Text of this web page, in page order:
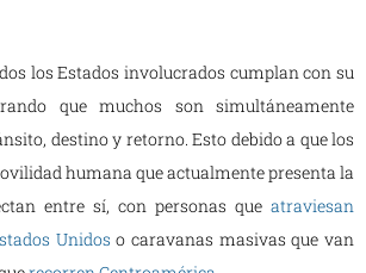
los Estados involucrados cumplan con su
que muchos son simultáneamente
destino y retorno. Esto debido a que los
humana que actualmente presenta la
entre sí, con personas que atraviesan
Unidos o caravanas masivas que van